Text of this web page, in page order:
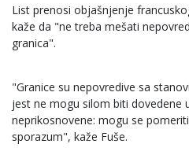
List prenosi objašnjenje
kaže da "ne treba mešati
granica".
"Granice su nepovredive sa
jest ne mogu silom biti dovedene
neprikosnovene: mogu se
sporazum", kaže Fuše.